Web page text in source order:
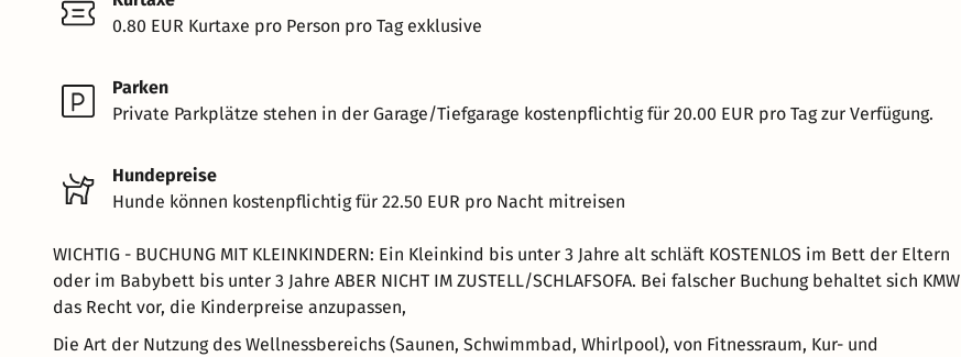
0.80 EUR Kurtaxe pro Person pro Tag exklusive
Parken
Private Parkplätze stehen in der Garage/Tiefgarage kostenpflichtig für 20.00 EUR pro Tag zur Verfügung.
Hundepreise
Hunde können kostenpflichtig für 22.50 EUR pro Nacht mitreisen
WICHTIG - BUCHUNG MIT KLEINKINDERN: Ein Kleinkind bis unter 3 Jahre alt schläft KOSTENLOS im Bett der Eltern
oder im Babybett bis unter 3 Jahre ABER NICHT IM ZUSTELL/SCHLAFSOFA. Bei falscher Buchung behaltet sich KMW
das Recht vor, die Kinderpreise anzupassen,
Die Art der Nutzung des Wellnessbereichs (Saunen, Schwimmbad, Whirlpool), von Fitnessraum, Kur- und